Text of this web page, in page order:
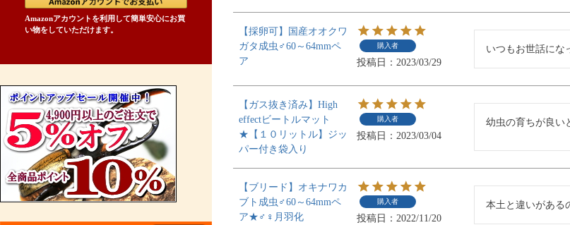
Amazonアカウントを利用して簡単安心にお買
い物をしていただけます。
【採卵可】国産オオクワ
ガタ成虫♂60～64mmペ
ア
購入者
投稿日 2023/03/29
いつもお世話にな
【ガス抜き済み】High
effectビートルマット
★【１０リットル】ジッ
パー付き袋入り
購入者
投稿日 2023/03/04
幼虫の育ちが良い
【ブリード】オキナワカ
ブト成虫♂60～64mmペ
ア★♂♀月羽化
購入者
投稿日 2022/11/20
本土と違いがある